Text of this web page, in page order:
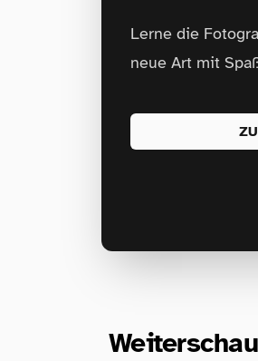
Lerne die
neue Art mit